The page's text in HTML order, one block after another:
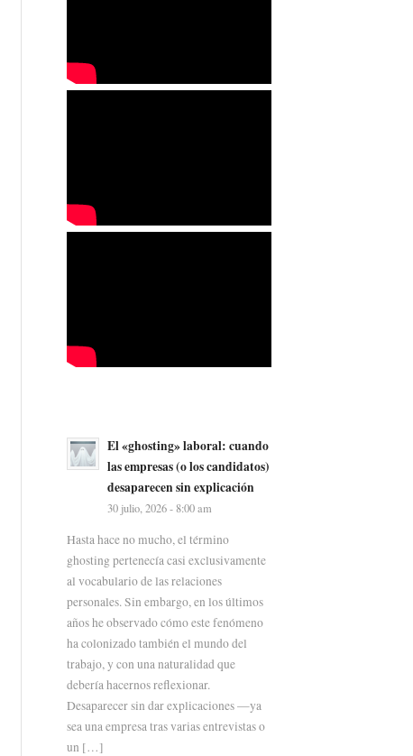
El «ghosting» laboral: cuando
las empresas (o los candidatos)
desaparecen sin explicación
30 julio, 2026 - 8:00 am
Hasta hace no mucho, el término
ghosting pertenecía casi exclusivamente
al vocabulario de las relaciones
personales. Sin embargo, en los últimos
años he observado cómo este fenómeno
ha colonizado también el mundo del
trabajo, y con una naturalidad que
debería hacernos reflexionar.
Desaparecer sin dar explicaciones —ya
sea una empresa tras varias entrevistas o
un […]